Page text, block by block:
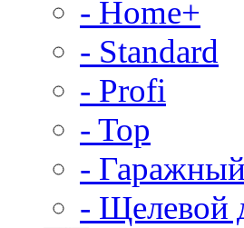
- Home+
- Standard
- Profi
- Top
-
- Щелевой